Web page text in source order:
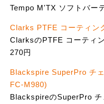
Tempo M'TX ソフトバー
Clarks PTFE コーティン
ClarksのPTFE コーティ
270円
Blackspire SuperPro チ
FC-M980)
BlackspireのSuperPro